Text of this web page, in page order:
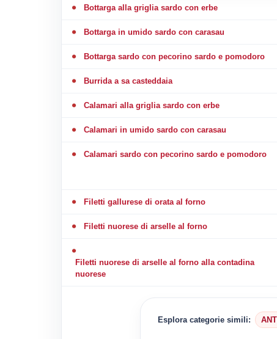
Bottarga alla griglia sardo con erbe
Bottarga in umido sardo con carasau
Bottarga sardo con pecorino sardo e pomodoro
Burrida a sa casteddaia
Calamari alla griglia sardo con erbe
Calamari in umido sardo con carasau
Calamari sardo con pecorino sardo e pomodoro
Filetti gallurese di orata al forno
Filetti nuorese di arselle al forno
Filetti nuorese di arselle al forno alla contadina
nuorese
Esplora categorie simili: